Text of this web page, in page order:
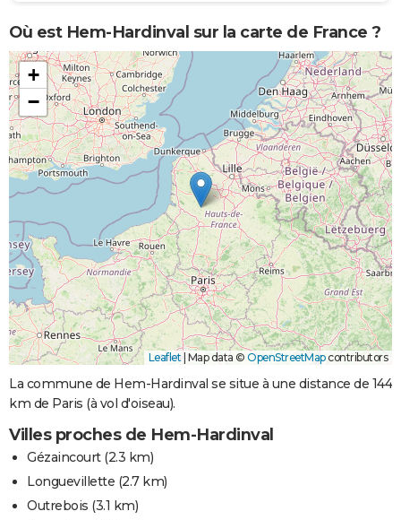
Où est Hem-Hardinval sur la carte de France ?
+
−
Leaflet|Map data © OpenStreetMapcontributors
La commune de Hem-Hardinval se situe à une distance de 144
km de Paris (à vol d'oiseau).
Villes proches de Hem-Hardinval
Gézaincourt(2.3 km)
Longuevillette (2.7 km)
Outrebois (3.1 km)